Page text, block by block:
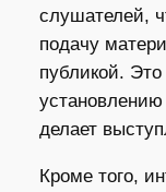
слушателей,
подачу
публикой. Это
делает
Кроме того,